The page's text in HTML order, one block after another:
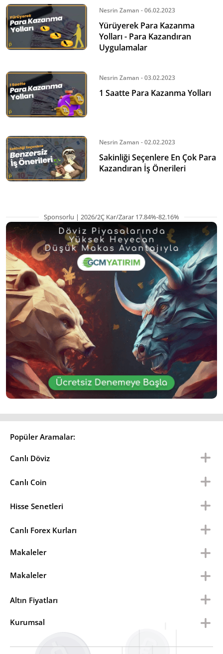
Nesrin Zaman - 06.02.2023
Yürüyerek Para Kazanma
Yolları - Para Kazandıran
Uygulamalar
Nesrin Zaman - 03.02.2023
1 Saatte Para Kazanma Yolları
Nesrin Zaman - 02.02.2023
Sakinliği Seçenlere En Çok Para
Kazandıran İş Önerileri
Sponsorlu | 2026/2Ç Kar/Zarar 17.84%-82.16%
Popüler Aramalar:
Canlı Döviz
Canlı Coin
Hisse Senetleri
Canlı Forex Kurları
Makaleler
Makaleler
Altın Fiyatları
Kurumsal